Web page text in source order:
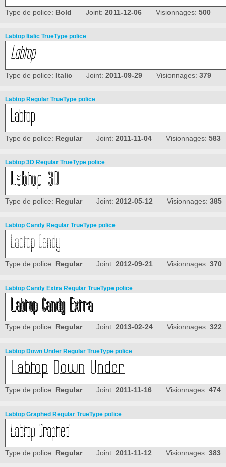
Type de police: Bold Joint: 2011-12-06 Visionnages: 500
Labtop Italic TrueType police
Type de police: Italic Joint: 2011-09-29 Visionnages: 379
Labtop Regular TrueType police
Type de police: RegularJoint: 2011-11-04 Visionnages: 583
Labtop 3D Regular TrueType police
Type de police: RegularJoint: 2012-05-12 Visionnages: 385
Labtop Candy Regular TrueType police
Type de police: RegularJoint: 2012-09-21 Visionnages: 370
Labtop Candy Extra Regular TrueType police
Type de police: RegularJoint: 2013-02-24 Visionnages: 322
Labtop Down Under Regular TrueType police
Type de police: RegularJoint: 2011-11-16 Visionnages: 474
Labtop Graphed Regular TrueType police
Type de police: RegularJoint: 2011-11-12 Visionnages: 383